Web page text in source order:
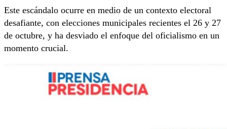
Este escándalo ocurre en medio de un contexto electoral
desafiante, con elecciones municipales recientes el 26 y 27
de octubre, y ha desviado el enfoque del oficialismo en un
momento crucial.